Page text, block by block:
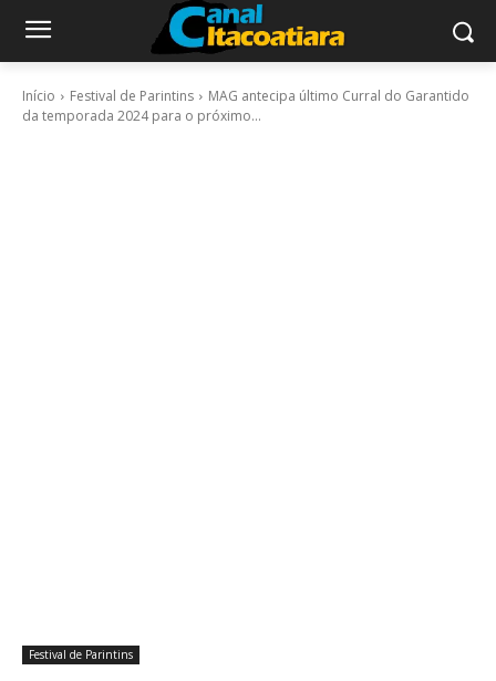
Início Festival de Parintins
MAG antecipa último Curral do Garantido
da temporada 2024 para o próximo...
Festival de Parintins